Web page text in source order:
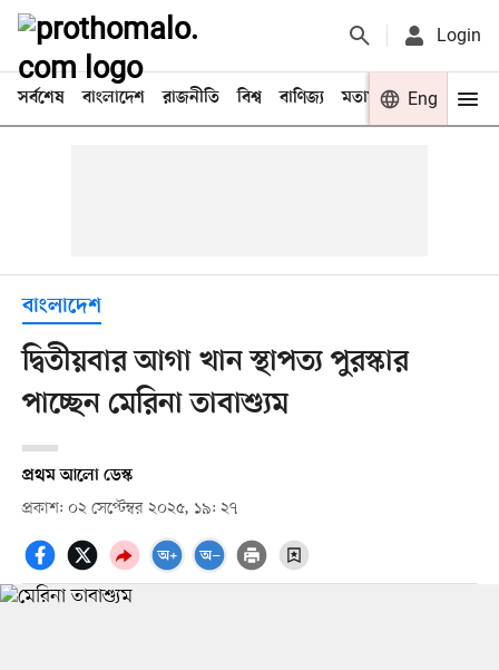
Login
সর্বশেষ বাংলাদেশ রাজনীতি বিশ্ব বাণিজ্য মতামত খেলা
Eng
বাংলাদেশ
দ্বিতীয়বার আগা খান স্থাপত্য পুরস্কার
পাচ্ছেন মেরিনা তাবাশ্যুম
প্রথম আলো ডেস্ক
প্রকাশ: ০২ সেপ্টেম্বর ২০২৫, ১৯: ২৭